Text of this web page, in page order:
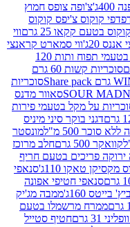
צופס חמוץ
קוקוס
25 גרם
ווי
סמארט קראנצי
SKILLS DUO סוכריות על מקל בטעמי תפוח ותות 120
סוכריות קשות 60 גרם
סוכריות
סאוור מדנס
בטעמי פירות
סיני מיניס
מונסטר
חלב מרוכז
בטעם חריף
סנאפי
חטיפי אפונה
ממבה מג'יק
בטעם
חטיף סטייל